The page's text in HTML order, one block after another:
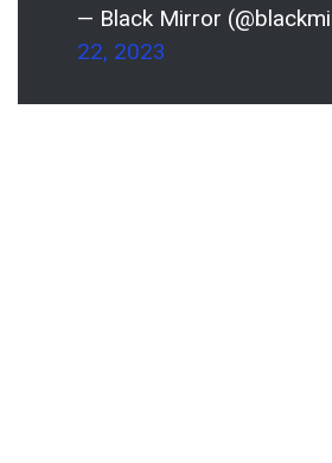
— Black Mirror
22, 2023